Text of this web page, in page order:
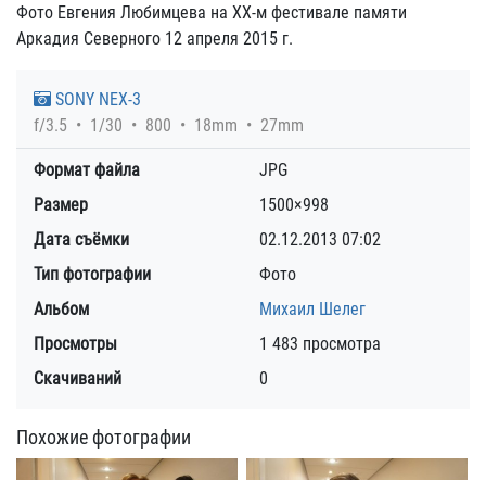
Фото Евгения Любимцева на XX-м фестивале памяти
Аркадия Северного 12 апреля 2015 г.
SONY NEX-3
f/3.5
1/30 800 18mm 27mm
Формат файла
JPG
Размер
1500×998
Дата съёмки
02.12.2013 07:02
Тип фотографии
Фото
Альбом
Михаил Шелег
Просмотры
1 483 просмотра
Скачиваний
0
Похожие фотографии